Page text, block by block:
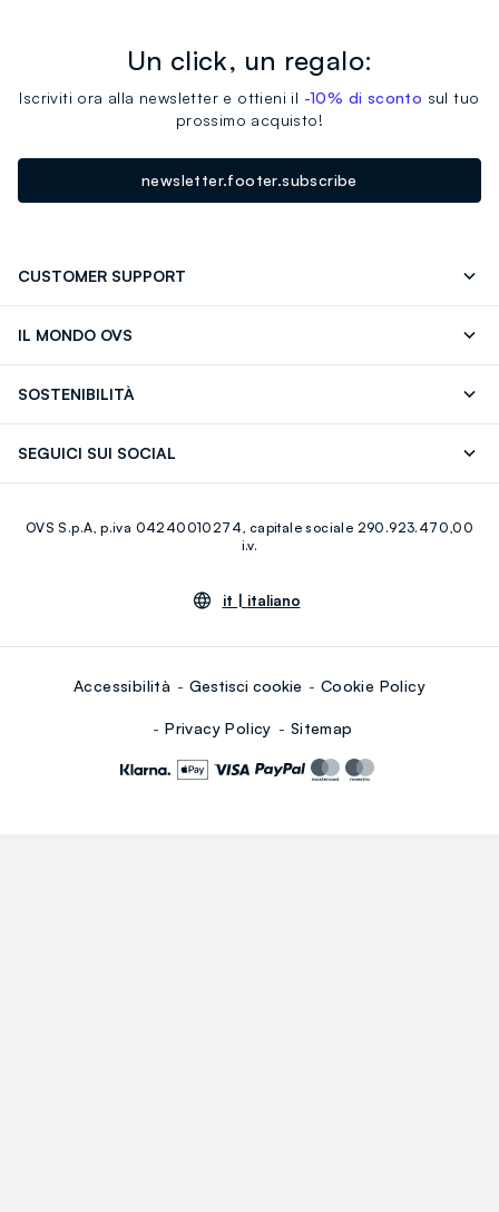
Un click, un regalo:
Iscriviti ora alla newsletter e ottieni il -10% di sconto sul tuo
prossimo acquisto!
newsletter.footer.subscribe
CUSTOMER SUPPORT
IL MONDO OVS
Giftcard
SOSTENIBILITÀ
SEGUICI SUI SOCIAL
Youtube Linkedin
OVS S.p.A, p.iva 04240010274, capitale sociale 290.923.470,00
i.v.
it | italiano
Accessibilità Gestisci cookie Cookie Policy
Privacy Policy Sitemap